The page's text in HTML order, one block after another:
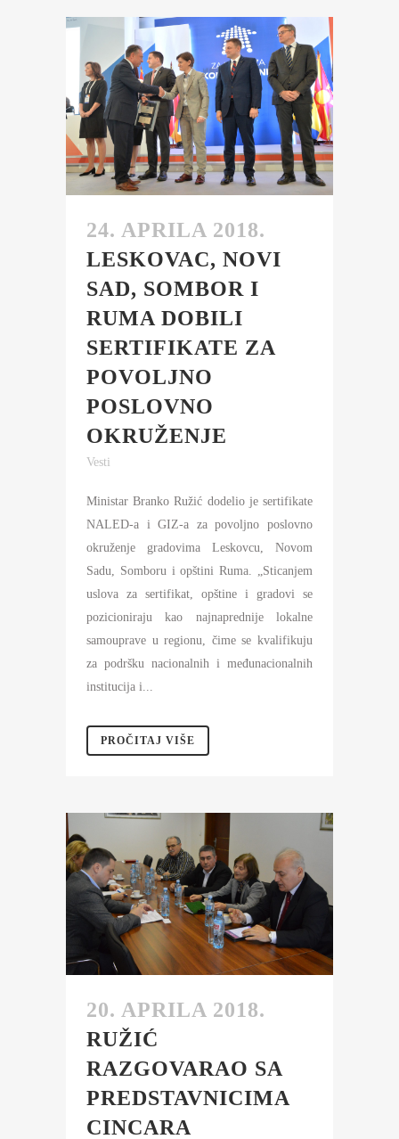
24. APRILA 2018.
LESKOVAC, NOVI
SAD, SOMBOR I
RUMA DOBILI
SERTIFIKATE ZA
POVOLJNO
POSLOVNO
OKRUŽENJE
Vesti
Ministar Branko Ružić dodelio je sertifikate
NALED-a i GIZ-a za povoljno poslovno
okruženje gradovima Leskovcu, Novom
Sadu, Somboru i opštini Ruma. „Sticanjem
uslova za sertifikat, opštine i gradovi se
pozicioniraju kao najnaprednije lokalne
samouprave u regionu, čime se kvalifikuju
za podršku nacionalnih i međunacionalnih
institucija i...
PROČITAJ VIŠE
20. APRILA 2018.
RUŽIĆ
RAZGOVARAO SA
PREDSTAVNICIMA
CINCARA